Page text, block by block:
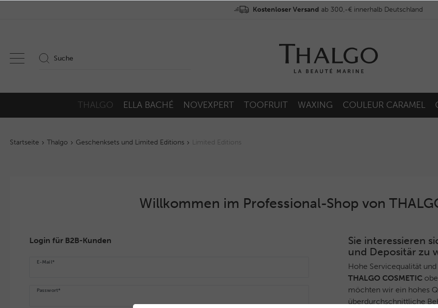
Kostenloser Versand ab 300,-€ innerhalb Deutschland
THALGO ELLA BACHÉ NOVEXPERT TOOFRUIT WAXING COULEUR CARAMEL
Startseite Thalgo Geschenksets und Limited Editions Limited Editions
Willkommen im Professional-Shop von
Login für B2B-Kunden
E-Mail*
Passwort*
Sie interessieren
und Depositär zu
Hohe Servicequalität
THALGO COSMETIC
möchten wir ein hohes
überdurchschnittliche